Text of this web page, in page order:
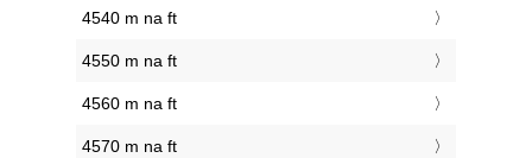
4540 m na ft
4550 m na ft
4560 m na ft
4570 m na ft